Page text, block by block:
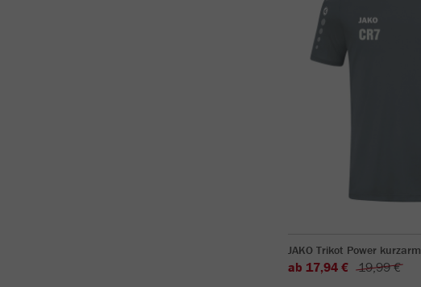
JAKO Trikot Power kurzarm
ab 17,94 € 19,99 €